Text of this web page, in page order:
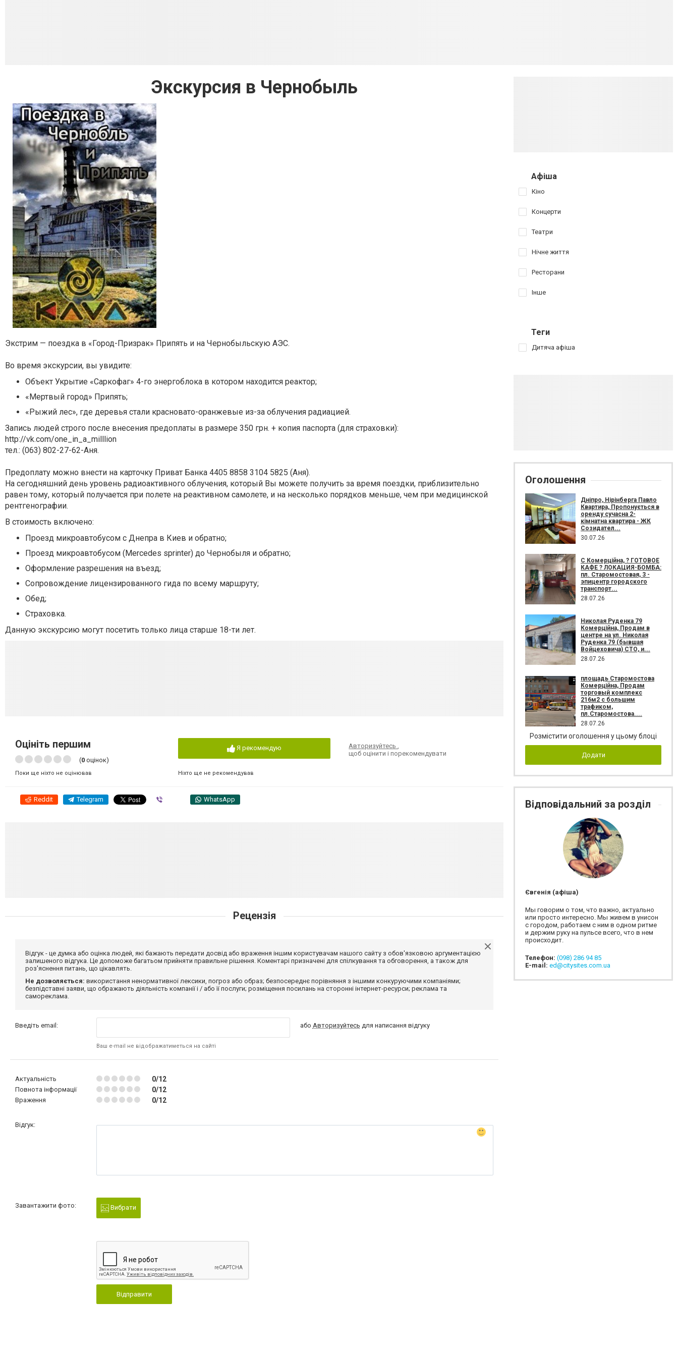
Экскурсия в Чернобыль
Экстрим — поездка в «Город-Призрак» Припять и на Чернобыльскую АЭС.
Во время экскурсии, вы увидите:
Объект Укрытие «Саркофаг» 4-го энергоблока в котором находится реактор;
«Мертвый город» Припять;
«Рыжий лес», где деревья стали красновато-оранжевые из-за облучения радиацией.
Запись людей строго после внесения предоплаты в размере 350 грн. + копия паспорта (для страховки):
http://vk.com/one_in_a_milllion
тел.: (063) 802-27-62-Аня.
Предоплату можно внести на карточку Приват Банка 4405 8858 3104 5825 (Аня).
На сегодняшний день уровень радиоактивного облучения, который Вы можете получить за время поездки, приблизительно
равен тому, который получается при полете на реактивном самолете, и на несколько порядков меньше, чем при медицинской
рентгенографии.
В стоимость включено:
Проезд микроавтобусом с Днепра в Киев и обратно;
Проезд микроавтобусом (Mercedes sprinter) до Чернобыля и обратно;
Оформление разрешения на въезд;
Сопровождение лицензированного гида по всему маршруту;
Обед;
Страховка.
Данную экскурсию могут посетить только лица старше 18-ти лет.
Оцініть першим
(0 оцінок)
Поки ще ніхто не оцінював
Я рекомендую
Ніхто ще не рекомендував
Авторизуйтесь,
щоб оцінити і порекомендувати
Reddit Telegram WhatsApp
Рецензія
Відгук - це думка або оцінка людей, які бажають передати досвід або враження іншим користувачам нашого сайту з обов'язковою аргументацією
залишеного відгука. Це допоможе багатьом прийняти правильне рішення. Коментарі призначені для спілкування та обговорення, а також для
роз'яснення питань, що цікавлять.
Не дозволяється: використання ненормативної лексики, погроз або образ; безпосереднє порівняння з іншими конкуруючими компаніями;
безпідставні заяви, що ображають діяльність компанії і / або її послуги; розміщення посилань на сторонні інтернет-ресурси; реклама та
самореклама.
Введіть email:
Ваш e-mail не відображатиметься на сайті
або Авторизуйтесь для написання відгуку
Актуальність 0/12
Повнота інформації 0/12
Враження 0/12
Відгук:
Завантажити фото: Вибрати
Відправити
Афіша
Кіно
Концерти
Театри
Нічне життя
Ресторани
Інше
Теги
Дитяча афіша
Оголошення
Дніпро, Нірінберга Павло
Квартира, Пропонується в
оренду сучасна 2-
кімнатна квартира - ЖК
Созидател...
30.07.26
С Комерційна, ? ГОТОВОЕ
КАФЕ ? ЛОКАЦИЯ-БОМБА:
пл. Старомостовая, 3 -
эпицентр городского
транспорт...
28.07.26
Николая Руденка 79
Комерційна, Продам в
центре на ул. Николая
Руденка 79 (бывшая
Войцеховича) СТО, и...
28.07.26
площадь Старомостова
Комерційна, Продам
торговый комплекс
216м2 с большим
трафиком,
пл.Старомостова....
28.07.26
Розмістити оголошення у цьому блоці
Додати
Відповідальний за розділ
Євгенія (афіша)
Мы говорим о том, что важно, актуально
или просто интересно. Мы живем в унисон
с городом, работаем с ним в одном ритме
и держим руку на пульсе всего, что в нем
происходит.
Телефон: (098) 286 94 85
E-mail: ed@citysites.com.ua